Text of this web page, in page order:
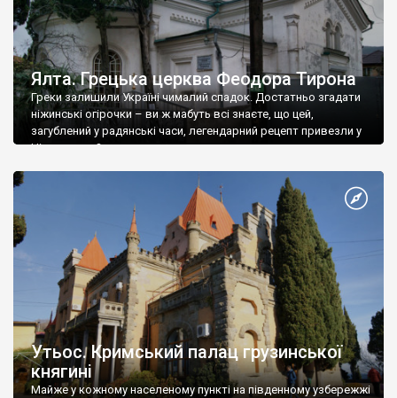
Ялта. Грецька церква Феодора Тирона
Греки залишили Україні чималий спадок. Достатньо згадати
ніжинські огірочки – ви ж мабуть всі знаєте, що цей,
загублений у радянські часи, легендарний рецепт привезли у
Ніжин греки?
Утьос. Кримський палац грузинської
княгині
Майже у кожному населеному пункті на південному узбережжі